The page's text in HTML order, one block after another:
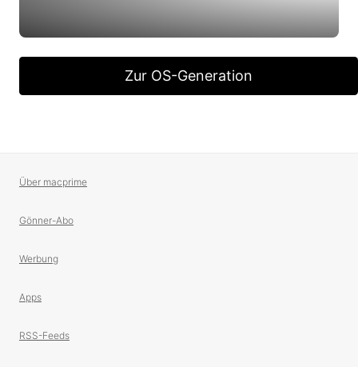
Zur OS-Generation
Über macprime
Gönner-Abo
Werbung
Apps
RSS-Feeds